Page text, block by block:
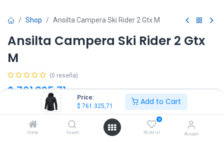
Price:
$ 761.325,71 Add to Cart
Home Search
0
Wishlist Account
Shop Ansilta Campera Ski Rider 2 Gtx M
Ansilta Campera Ski Rider 2 Gtx
M
(0 reseña)
$761.325,71 IVA Incluido
XL